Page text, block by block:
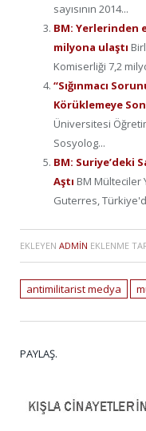
sayısının 2014...
BM: Yerlerinden
milyona ulaştı
Komiserliği 7,2
“Sığınmacı
Körüklemeye
Üniversitesi
Sosyolog...
BM: Suriye’deki
Aştı BM Mülteciler
Guterres,
EKLEYEN ADMIN EKLENME
antimilitarist medya
PAYLAŞ.